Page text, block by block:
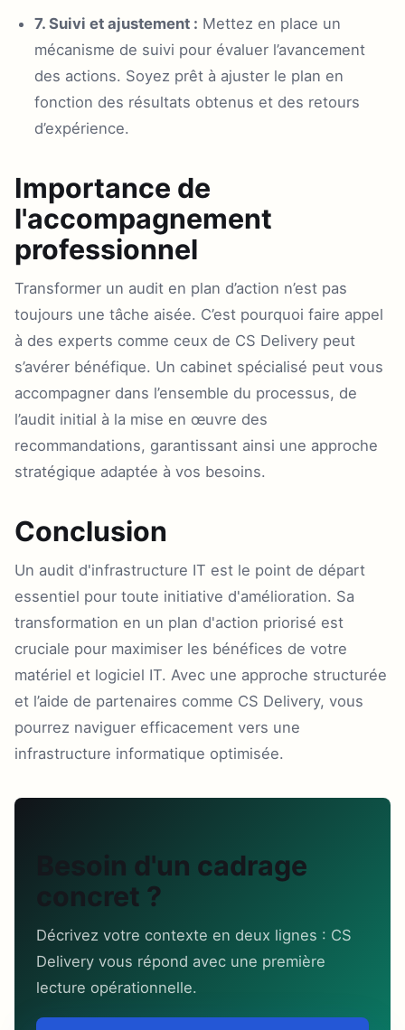
7. Suivi et ajustement : Mettez en place un
mécanisme de suivi pour évaluer l’avancement
des actions. Soyez prêt à ajuster le plan en
fonction des résultats obtenus et des retours
d’expérience.
Importance de
l'accompagnement
professionnel
Transformer un audit en plan d’action n’est pas
toujours une tâche aisée. C’est pourquoi faire appel
à des experts comme ceux de CS Delivery peut
s’avérer bénéfique. Un cabinet spécialisé peut vous
accompagner dans l’ensemble du processus, de
l’audit initial à la mise en œuvre des
recommandations, garantissant ainsi une approche
stratégique adaptée à vos besoins.
Conclusion
Un audit d'infrastructure IT est le point de départ
essentiel pour toute initiative d'amélioration. Sa
transformation en un plan d'action priorisé est
cruciale pour maximiser les bénéfices de votre
matériel et logiciel IT. Avec une approche structurée
et l’aide de partenaires comme CS Delivery, vous
pourrez naviguer efficacement vers une
infrastructure informatique optimisée.
Besoin d'un cadrage
concret ?
Décrivez votre contexte en deux lignes : CS
Delivery vous répond avec une première
lecture opérationnelle.